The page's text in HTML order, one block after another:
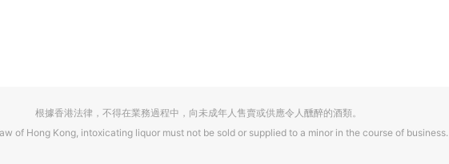
根據香港法律，不得在業務過程中，向未成年人售賣或供應令人醺醉的酒類。
of Hong Kong, intoxicating liquor must not be sold or supplied to a minor in the course of business.